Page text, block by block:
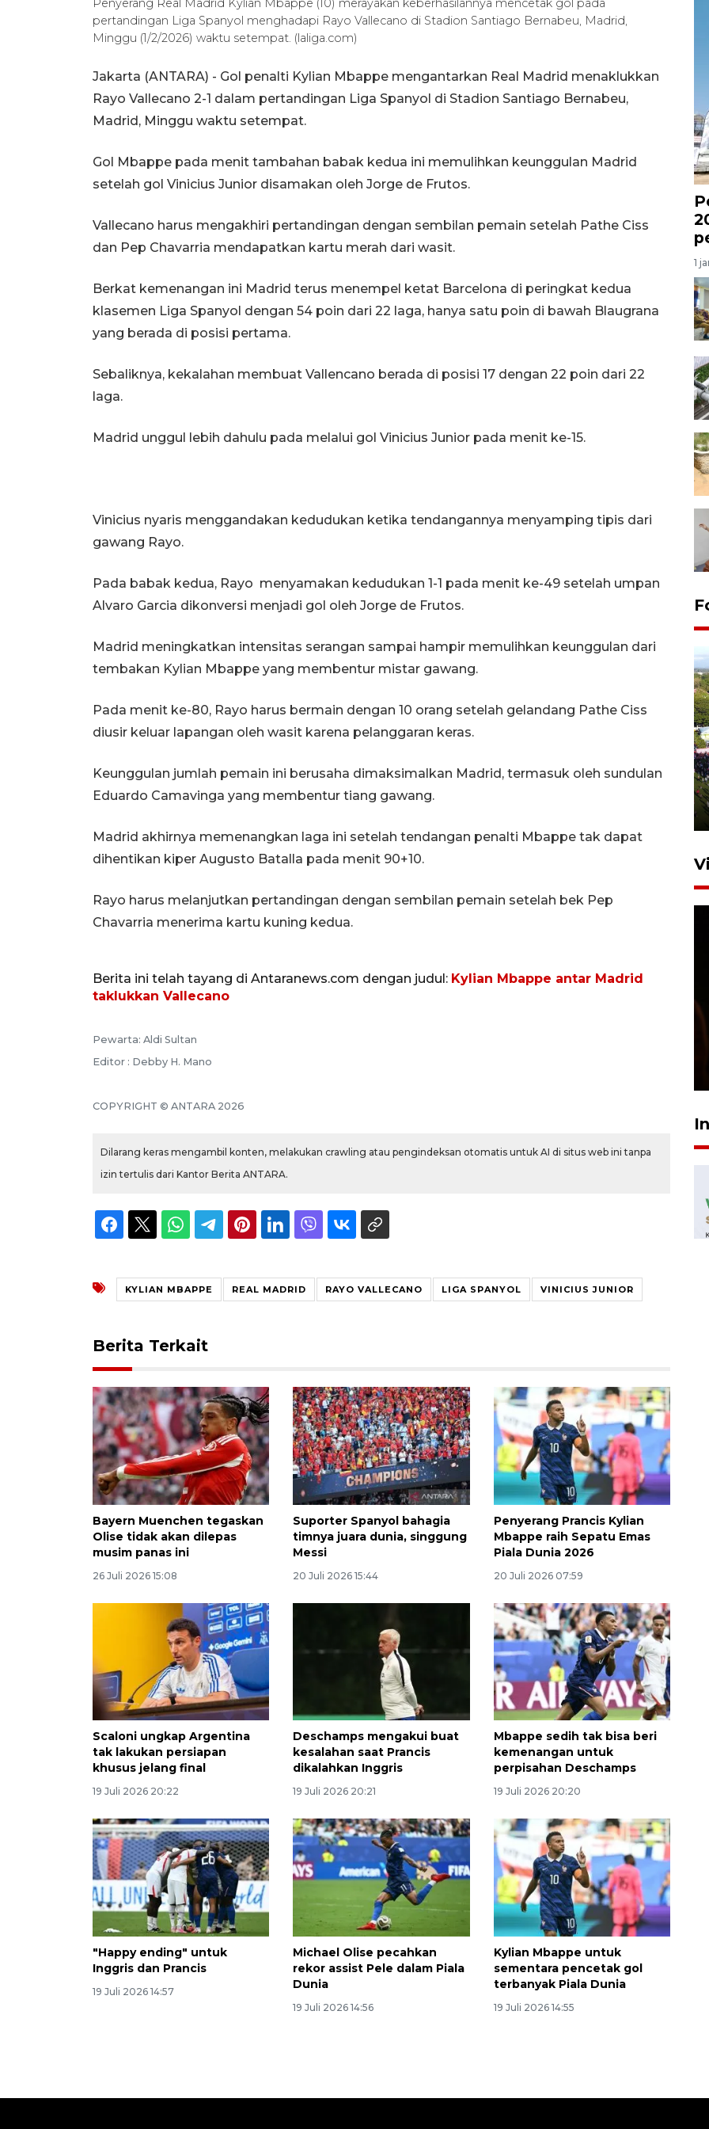
Penyerang Real Madrid Kylian Mbappe (10) merayakan keberhasilannya mencetak gol pada
pertandingan Liga Spanyol menghadapi Rayo Vallecano di Stadion Santiago Bernabeu, Madrid,
Minggu (1/2/2026) waktu setempat. (laliga.com)
Jakarta (ANTARA) - Gol penalti Kylian Mbappe mengantarkan Real Madrid menaklukkan
Rayo Vallecano 2-1 dalam pertandingan Liga Spanyol di Stadion Santiago Bernabeu,
Madrid, Minggu waktu setempat.
Gol Mbappe pada menit tambahan babak kedua ini memulihkan keunggulan Madrid
setelah gol Vinicius Junior disamakan oleh Jorge de Frutos.
Vallecano harus mengakhiri pertandingan dengan sembilan pemain setelah Pathe Ciss
dan Pep Chavarria mendapatkan kartu merah dari wasit.
Berkat kemenangan ini Madrid terus menempel ketat Barcelona di peringkat kedua
klasemen Liga Spanyol dengan 54 poin dari 22 laga, hanya satu poin di bawah Blaugrana
yang berada di posisi pertama.
Sebaliknya, kekalahan membuat Vallencano berada di posisi 17 dengan 22 poin dari 22
laga.
Madrid unggul lebih dahulu pada melalui gol Vinicius Junior pada menit ke-15.
Vinicius nyaris menggandakan kedudukan ketika tendangannya menyamping tipis dari
gawang Rayo.
Pada babak kedua, Rayo menyamakan kedudukan 1-1 pada menit ke-49 setelah umpan
Alvaro Garcia dikonversi menjadi gol oleh Jorge de Frutos.
Madrid meningkatkan intensitas serangan sampai hampir memulihkan keunggulan dari
tembakan Kylian Mbappe yang membentur mistar gawang.
Pada menit ke-80, Rayo harus bermain dengan 10 orang setelah gelandang Pathe Ciss
diusir keluar lapangan oleh wasit karena pelanggaran keras.
Keunggulan jumlah pemain ini berusaha dimaksimalkan Madrid, termasuk oleh sundulan
Eduardo Camavinga yang membentur tiang gawang.
Madrid akhirnya memenangkan laga ini setelah tendangan penalti Mbappe tak dapat
dihentikan kiper Augusto Batalla pada menit 90+10.
Rayo harus melanjutkan pertandingan dengan sembilan pemain setelah bek Pep
Chavarria menerima kartu kuning kedua.
Berita ini telah tayang di Antaranews.com dengan judul: Kylian Mbappe antar Madrid
taklukkan Vallecano
Pewarta: Aldi Sultan
Editor : Debby H. Mano
COPYRIGHT © ANTARA 2026
Dilarang keras mengambil konten, melakukan crawling atau pengindeksan otomatis untuk AI di situs web ini tanpa
izin tertulis dari Kantor Berita ANTARA.
KYLIAN MBAPPE REAL MADRID RAYO VALLECANO LIGA SPANYOL VINICIUS JUNIOR
Berita Terkait
Bayern Muenchen tegaskan
Olise tidak akan dilepas
musim panas ini
26 Juli 2026 15:08
Suporter Spanyol bahagia
timnya juara dunia, singgung
Messi
20 Juli 2026 15:44
Penyerang Prancis Kylian
Mbappe raih Sepatu Emas
Piala Dunia 2026
20 Juli 2026 07:59
Scaloni ungkap Argentina
tak lakukan persiapan
khusus jelang final
19 Juli 2026 20:22
Deschamps mengakui buat
kesalahan saat Prancis
dikalahkan Inggris
19 Juli 2026 20:21
Mbappe sedih tak bisa beri
kemenangan untuk
perpisahan Deschamps
19 Juli 2026 20:20
"Happy ending" untuk
Inggris dan Prancis
19 Juli 2026 14:57
Michael Olise pecahkan
rekor assist Pele dalam Piala
Dunia
19 Juli 2026 14:56
Kylian Mbappe untuk
sementara pencetak gol
terbanyak Piala Dunia
19 Juli 2026 14:55
1
REPUBLIK INDONESIA DI
Waspadai penyakit saat
musim kemarau
2026-08-05 12:00:00